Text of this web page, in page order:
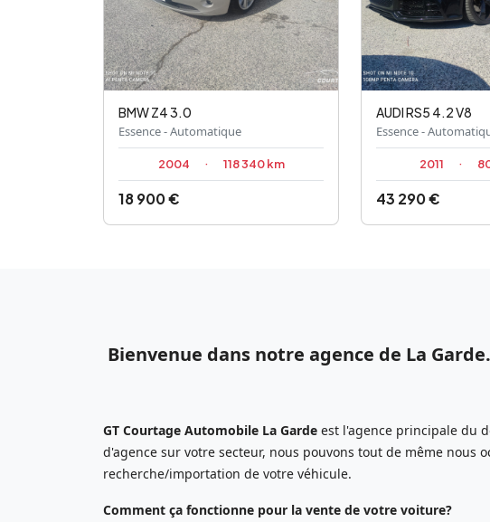
BMWZ4 3.0
Essence - Automatique
2004 · 118 340 km
18 900 €
AUDIRS5 4.2 V8
Essence -
2011 ·
43 290 €
Bienvenue dans notre agence de La Garde.
GT Courtage Automobile La Garde est l'agence principale du
d'agence sur votre secteur, nous pouvons tout de même nous
recherche/importation de votre véhicule.
Comment ça fonctionne pour la vente de votre voiture?